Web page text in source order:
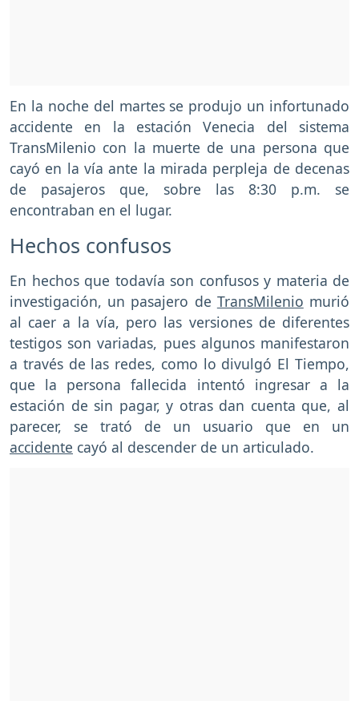
En la noche del martes se produjo un infortunado
accidente en la estación Venecia del sistema
TransMilenio con la muerte de una persona que
cayó en la vía ante la mirada perpleja de decenas
de pasajeros que, sobre las 8:30 p.m. se
encontraban en el lugar.
Hechos confusos
En hechos que todavía son confusos y materia de
investigación, un pasajero de TransMilenio murió
al caer a la vía, pero las versiones de diferentes
testigos son variadas, pues algunos manifestaron
a través de las redes, como lo divulgó El Tiempo,
que la persona fallecida intentó ingresar a la
estación de sin pagar, y otras dan cuenta que, al
parecer, se trató de un usuario que en un
accidente cayó al descender de un articulado.